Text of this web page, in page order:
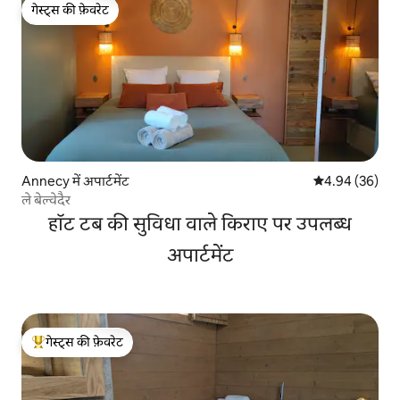
गेस्ट्स की फ़ेवरेट
गेस्ट्स की फ़ेवरेट
Annecy में अपार्टमेंट औसत रेटिंग 5 में
4.94 (36)
ले बेल्वेदैर
हॉट टब की सुविधा वाले किराए पर उपलब्ध
अपार्टमेंट
गेस्ट्स का टॉप फ़ेवरेट
गेस्ट्स की फ़ेवरेट